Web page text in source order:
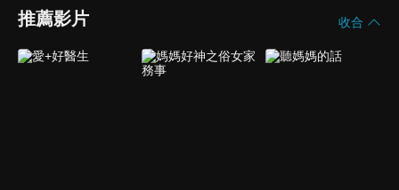
推薦影片 收合